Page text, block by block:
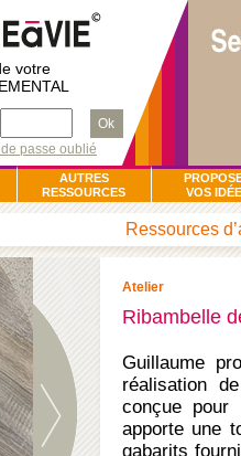
votre
Ok
de passe oublié
AUTRES
RESSOURCES
VOS
Ressources
Atelier
Ribambelle
Guillaume
réalisation
conçue pour
apporte une
gabarits